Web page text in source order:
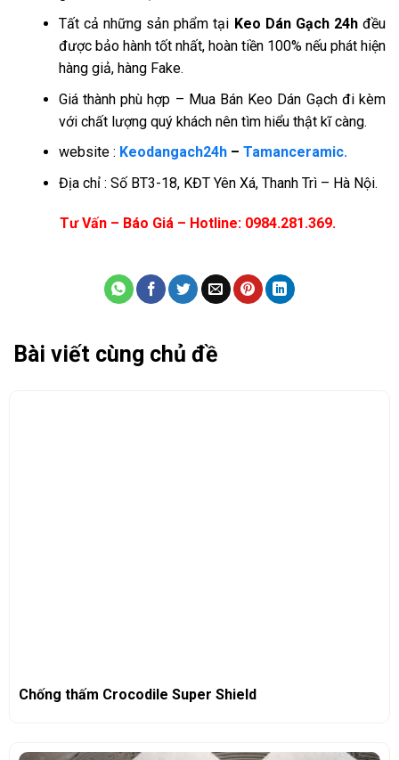
Tất cả những sản phẩm tại Keo Dán Gạch 24hđều
được bảo hành tốt nhất, hoàn tiền 100% nếu phát hiện
hàng giả, hàng Fake.
Giá thành phù hợp – Mua Bán Keo Dán Gạch đi kèm
với chất lượng quý khách nên tìm hiểu thật kĩ càng.
website : Keodangach24h– Tamanceramic.
Địa chỉ : Số BT3-18, KĐT Yên Xá, Thanh Trì – Hà Nội.
Tư Vấn – Báo Giá – Hotline: 0984.281.369.
Bài viết cùng chủ đề
Chống thấm Crocodile Super Shield